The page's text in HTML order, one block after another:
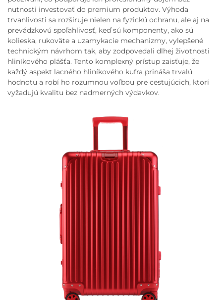
nutnosti investovať do premium produktov. Výhoda
trvanlivosti sa rozširuje nielen na fyzickú ochranu, ale aj na
prevádzkovú spoľahlivosť, keď sú komponenty, ako sú
kolieska, rukoväte a uzamykacie mechanizmy, vylepšené
technickým návrhom tak, aby zodpovedali dlhej životnosti
hliníkového plášťa. Tento komplexný prístup zaisťuje, že
každý aspekt lacného hliníkového kufra prináša trvalú
hodnotu a robí ho rozumnou voľbou pre cestujúcich, ktorí
vyžadujú kvalitu bez nadmerných výdavkov.